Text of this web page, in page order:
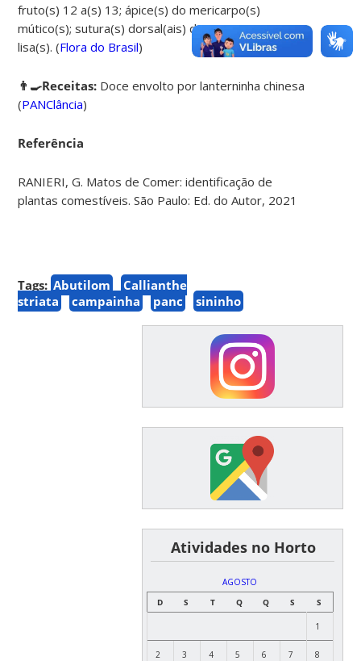
fruto(s) 12 a(s) 13; ápice(s) do mericarpo(s)
mútico(s); sutura(s) dorsal(ais) do mericarpo(s)
lisa(s). (Flora do Brasil)
👨‍🍳Receitas: Doce envolto por lanterninha chinesa
(PANClância)
Referência
RANIERI, G. Matos de Comer: identificação de
plantas comestíveis. São Paulo: Ed. do Autor, 2021
Tags: Abutilom
Callianthe
striata
campainha panc sininho
͏ ͏ ͏ ͏ ͏ ͏Atividades no Horto
AGOSTO
D
S T Q Q S S
1
2 3 4 5 6 7 8